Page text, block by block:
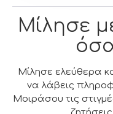
Μίλησε
Μίλησε ελεύθερα
να λάβεις
Μοιράσου τις